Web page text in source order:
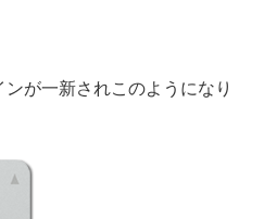
が一新されこのようになり